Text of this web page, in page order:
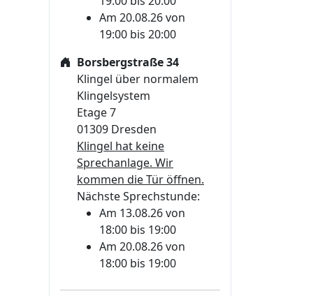
Am 20.08.26 von
19:00 bis 20:00
Borsbergstraße 34
Klingel über normalem
Klingelsystem
Etage 7
01309 Dresden
Klingel hat keine
Sprechanlage. Wir
kommen die Tür öffnen.
Nächste Sprechstunde:
Am 13.08.26 von
18:00 bis 19:00
Am 20.08.26 von
18:00 bis 19:00